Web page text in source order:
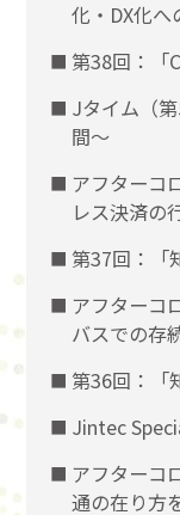
化・DX化へ
第38回：「
Jタイム（
間～
アフターコ
レス決済の
第37回：「
アフターコ
バスでの存
第36回：「
Jintec
アフターコ
通の在り方